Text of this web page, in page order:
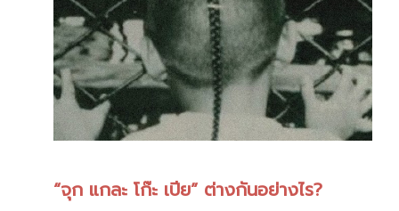
“จุก แกละ โก๊ะ เปีย” ต่างกันอย่างไร?